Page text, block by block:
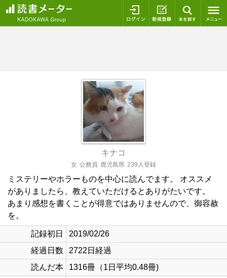
ログイン 新規登録
キナコ
女 公務員 鹿児島県 239人登録
ミステリーやホラーものを中心に読んでます。 オススメ
がありましたら、教えていただけるとありがたいです。
あまり感想を書くことが得意ではありませんので、御容赦
を。
記録初日
2019/02/26
経過日数
2722日経過
読んだ本
1316冊（1日平均0.48冊)